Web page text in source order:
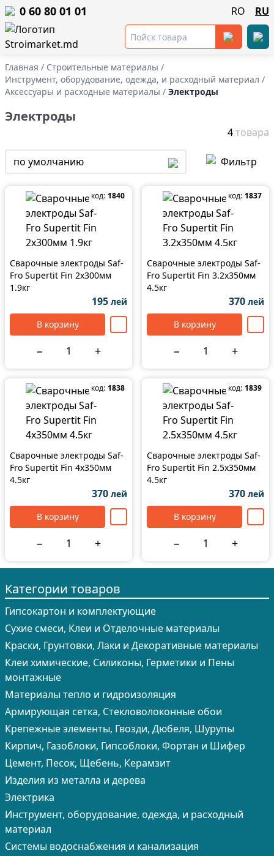
0 60 80 01 01 RO RU
Главная / Строительные материалы /
Инструмент, оборудование, одежда, и расходный материал /
Аксессуары и расходные материалы / Электроды
Электроды
4товара
по умолчанию Фильтр
код: 1840
Сварочные электроды Saf-
Fro Supertit Fin 2х300мм
1.9кг
195 лей
В корзину
− +
код: 1837
Сварочные электроды Saf-
Fro Supertit Fin 3.2х350мм
4.5кг
370 лей
В корзину
− +
код: 1838
Сварочные электроды Saf-
Fro Supertit Fin 4х350мм
4.5кг
370 лей
В корзину
− +
код: 1839
Сварочные электроды Saf-
Fro Supertit Fin 2.5х350мм
4.5кг
370 лей
В корзину
− +
Категории товаров
Гипсокартон и комплектующие
Сухие смеси, Клеи и Отделочные материалы
Краски, Грунтовки, Лаки и Декоративные материалы
Клеи химические, Силиконы, Герметики и Пены
монтажные
Материалы тепло и гидроизоляция
Армирующая сетка, Стекловолоконные обои
Крепежные элементы, Гвозди, Дюбеля, Шурупы
Кирпич, Газоблоки, Гипсоблоки, Фортан и Шифер
Цемент, Песок, Щебень, Керамзит
Изделия из металла и дерева
Электрика
Инструмент, оборудование, одежда, и расходный
материал
Системы водоснабжения и канализация